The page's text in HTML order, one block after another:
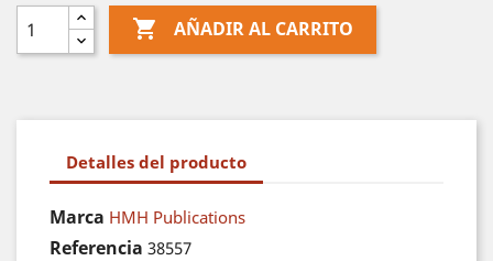
 AÑADIR AL CARRITO
Detalles del producto
Marca HMH Publications
Referencia 38557